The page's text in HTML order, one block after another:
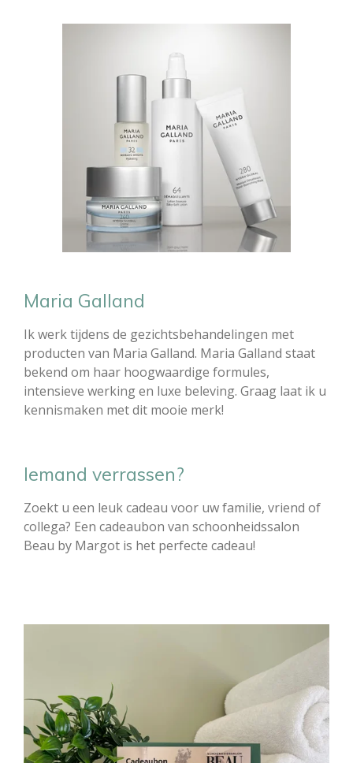
Maria Galland
Ik werk tijdens de gezichtsbehandelingen met
producten van Maria Galland. Maria Galland staat
bekend om haar hoogwaardige formules,
intensieve werking en luxe beleving. Graag laat ik u
kennismaken met dit mooie merk!
Iemand verrassen?
Zoekt u een leuk cadeau voor uw familie, vriend of
collega? Een cadeaubon van schoonheidssalon
Beau by Margot is het perfecte cadeau!